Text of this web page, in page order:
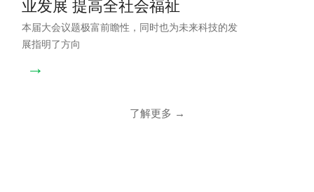
业发展 提高全社会福祉
本届大会议题极富前瞻性，同时也为未来科技的发
展指明了方向
→
了解更多 →